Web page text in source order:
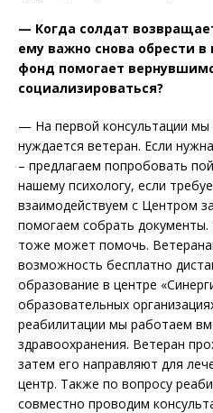
— Когда солдат
ему важно снова обрести в
фонд помогает
социализироваться?
— На первой консультации
нуждается ветеран. Если
– предлагаем попробовать
нашему психологу, если
взаимодействуем с Центром
помогаем собрать
тоже может помочь.
возможность бесплатно
образование в центре
образовательных
реабилитации мы работаем
здравоохранения. Ветеран
затем его направляют для
центр. Также по вопросу
совместно проводим